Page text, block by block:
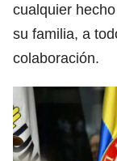
cualquier
su familia, a
colaboración.